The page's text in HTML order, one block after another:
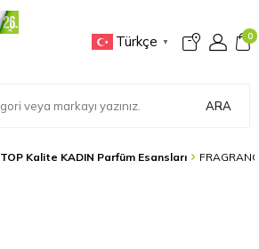
Türkçe ▼
0
ARA
TOP Kalite KADIN Parfüm Esansları